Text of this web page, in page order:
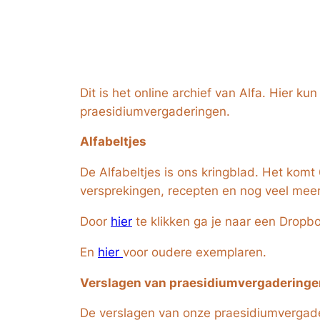
Dit is het online archief van Alfa. Hier
praesidiumvergaderingen.
Alfabeltjes
De Alfabeltjes is ons kringblad. Het
versprekingen, recepten en nog veel
Door hier te klikken ga je naar een
En hier voor oudere exemplaren.
Verslagen van
De verslagen van onze